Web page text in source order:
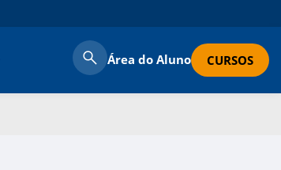
Área do Aluno CURSOS